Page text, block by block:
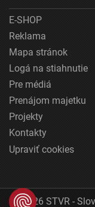
E-SHOP
Reklama
Mapa stránok
Logá na stiahnutie
Pre médiá
Prenájom majetku
Projekty
Kontakty
Upraviť cookies
© 2026 STVR -